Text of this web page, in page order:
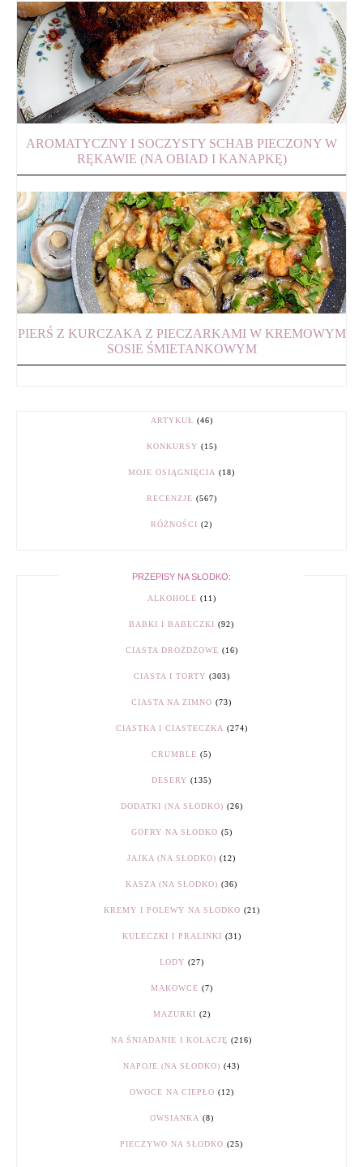
AROMATYCZNY I SOCZYSTY SCHAB PIECZONY W
RĘKAWIE (NA OBIAD I KANAPKĘ)
PIERŚ Z KURCZAKA Z PIECZARKAMI W KREMOWYM
SOSIE ŚMIETANKOWYM
ARTYKUŁ (46)
KONKURSY (15)
MOJE OSIĄGNIĘCIA (18)
RECENZJE (567)
RÓŻNOŚCI (2)
PRZEPISY NA SŁODKO:
ALKOHOLE (11)
BABKI I BABECZKI (92)
CIASTA DROŻDŻOWE (16)
CIASTA I TORTY (303)
CIASTA NA ZIMNO (73)
CIASTKA I CIASTECZKA (274)
CRUMBLE (5)
DESERY (135)
DODATKI (NA SŁODKO) (26)
GOFRY NA SŁODKO (5)
JAJKA (NA SŁODKO) (12)
KASZA (NA SŁODKO) (36)
KREMY I POLEWY NA SŁODKO (21)
KULECZKI I PRALINKI (31)
LODY (27)
MAKOWCE (7)
MAZURKI (2)
NA ŚNIADANIE I KOLACJĘ (216)
NAPOJE (NA SŁODKO) (43)
OWOCE NA CIEPŁO (12)
OWSIANKA (8)
PIECZYWO NA SŁODKO (25)